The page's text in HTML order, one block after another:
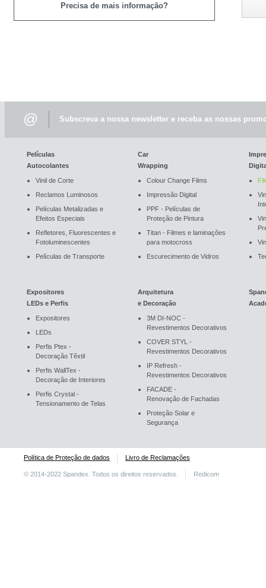
Precisa de mais informação?
@ Subscreva a nossa newsletter e receba as nossas
Películas
Autocolantes
Vinil de Corte
Reclamos Luminosos
Películas Metalizadas e
Efeitos Especiais
Refletores, Fluorescentes e
Fotoluminescentes
Películas de Transporte
Car
Wrapping
Colour Change Films
Impressão Digital
PPF - Películas de
Proteção de Pintura
Titan - Filmes e laminações
para motocross
Escurecimento de Vidros
Expositores
LEDs e Perfis
Expositores
LEDs
Perfis Ptex -
Decoração Têxtil
Perfis WallTex -
Decoração de Interiores
Perfis Crystal -
Tensionamento de Telas
Arquitetura
e Decoração
3M DI-NOC -
Revestimentos Decorativos
COVER STYL -
Revestimentos Decorativos
IP Refresh -
Revestimentos Decorativos
FACADE -
Renovação de Fachadas
Proteção Solar e
Segurança
Política de Proteção de dados Livro de Reclamações
© 2014-2022 Spandex. Todos os direitos reservados. Redicom